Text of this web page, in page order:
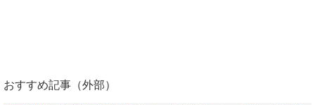
おすすめ記事（外部）